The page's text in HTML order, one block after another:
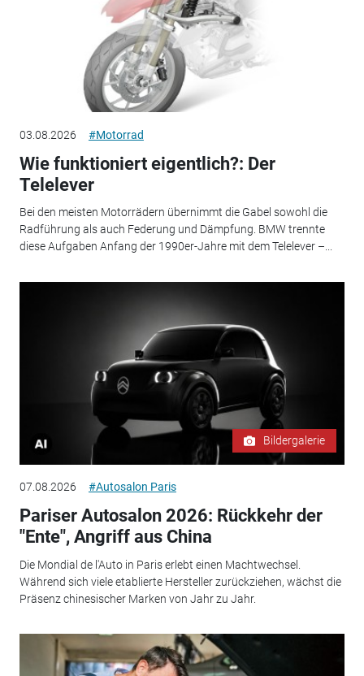
03.08.2026 #Motorrad
Wie funktioniert eigentlich?: Der
Telelever
Bei den meisten Motorrädern übernimmt die Gabel sowohl die
Radführung als auch Federung und Dämpfung. BMW trennte
diese Aufgaben Anfang der 1990er-Jahre mit dem Telelever –...
Bildergalerie
07.08.2026 #Autosalon Paris
Pariser Autosalon 2026: Rückkehr der
"Ente", Angriff aus China
Die Mondial de l'Auto in Paris erlebt einen Machtwechsel.
Während sich viele etablierte Hersteller zurückziehen, wächst die
Präsenz chinesischer Marken von Jahr zu Jahr.